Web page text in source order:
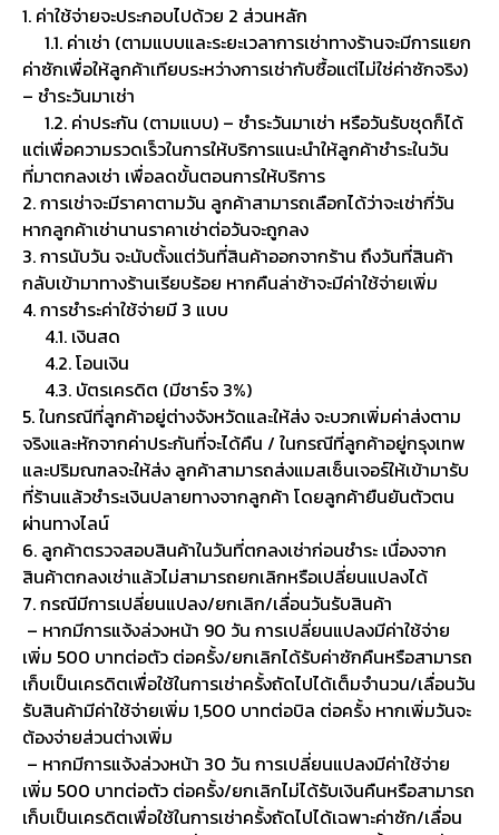
1. ค่าใช้จ่ายจะประกอบไปด้วย 2 ส่วนหลัก
1.1. ค่าเช่า (ตามแบบและระยะเวลาการเช่าทางร้านจะมีการแยก
ค่าซักเพื่อให้ลูกค้าเทียบระหว่างการเช่ากับซื้อแต่ไม่ใช่ค่าซักจริง)
– ชำระวันมาเช่า
1.2. ค่าประกัน (ตามแบบ) – ชำระวันมาเช่า หรือวันรับชุดก็ได้
แต่เพื่อความรวดเร็วในการให้บริการแนะนำให้ลูกค้าชำระในวัน
ที่มาตกลงเช่า เพื่อลดขั้นตอนการให้บริการ
2. การเช่าจะมีราคาตามวัน ลูกค้าสามารถเลือกได้ว่าจะเช่ากี่วัน
หากลูกค้าเช่านานราคาเช่าต่อวันจะถูกลง
3. การนับวัน จะนับตั้งแต่วันที่สินค้าออกจากร้าน ถึงวันที่สินค้า
กลับเข้ามาทางร้านเรียบร้อย หากคืนล่าช้าจะมีค่าใช้จ่ายเพิ่ม
4. การชำระค่าใช้จ่ายมี 3 แบบ
4.1. เงินสด
4.2. โอนเงิน
4.3. บัตรเครดิต (มีชาร์จ 3%)
5. ในกรณีที่ลูกค้าอยู่ต่างจังหวัดและให้ส่ง จะบวกเพิ่มค่าส่งตาม
จริงและหักจากค่าประกันที่จะได้คืน / ในกรณีที่ลูกค้าอยู่กรุงเทพ
และปริมณฑลจะให้ส่ง ลูกค้าสามารถส่งแมสเซ็นเจอร์ให้เข้ามารับ
ที่ร้านแล้วชำระเงินปลายทางจากลูกค้า โดยลูกค้ายืนยันตัวตน
ผ่านทางไลน์
6. ลูกค้าตรวจสอบสินค้าในวันที่ตกลงเช่าก่อนชำระ เนื่องจาก
สินค้าตกลงเช่าแล้วไม่สามารถยกเลิกหรือเปลี่ยนแปลงได้
7. กรณีมีการเปลี่ยนแปลง/ยกเลิก/เลื่อนวันรับสินค้า
– หากมีการแจ้งล่วงหน้า 90 วัน การเปลี่ยนแปลงมีค่าใช้จ่าย
เพิ่ม 500 บาทต่อตัว ต่อครั้ง/ยกเลิกได้รับค่าซักคืนหรือสามารถ
เก็บเป็นเครดิตเพื่อใช้ในการเช่าครั้งถัดไปได้เต็มจำนวน/เลื่อนวัน
รับสินค้ามีค่าใช้จ่ายเพิ่ม 1,500 บาทต่อบิล ต่อครั้ง หากเพิ่มวันจะ
ต้องจ่ายส่วนต่างเพิ่ม
– หากมีการแจ้งล่วงหน้า 30 วัน การเปลี่ยนแปลงมีค่าใช้จ่าย
เพิ่ม 500 บาทต่อตัว ต่อครั้ง/ยกเลิกไม่ได้รับเงินคืนหรือสามารถ
เก็บเป็นเครดิตเพื่อใช้ในการเช่าครั้งถัดไปได้เฉพาะค่าซัก/เลื่อน